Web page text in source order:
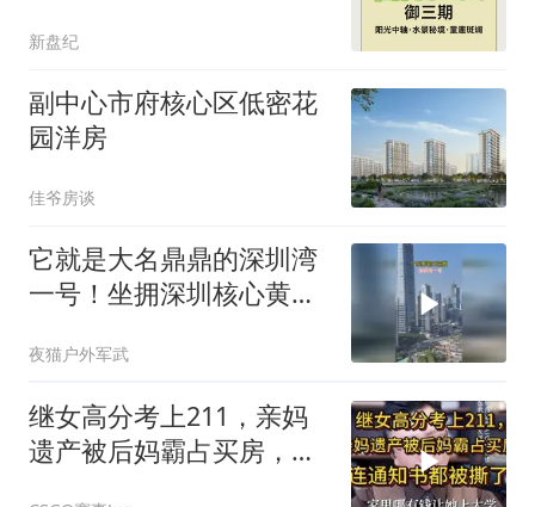
新盘纪
副中心市府核心区低密花
园洋房
佳爷房谈
它就是大名鼎鼎的深圳湾
一号！坐拥深圳核心黄金
夜猫户外军武
继女高分考上211，亲妈
遗产被后妈霸占买房，连